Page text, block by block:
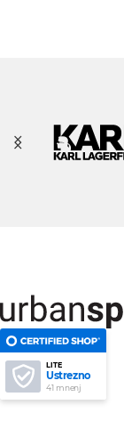
LITE
Ustrezno
41 mnenj